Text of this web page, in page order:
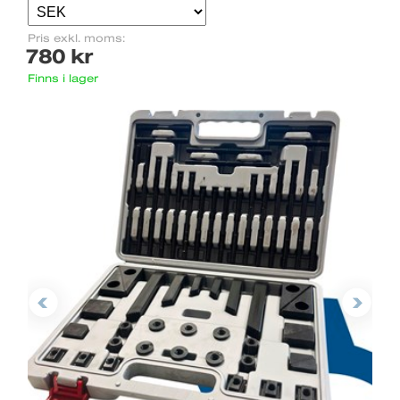
Pris exkl. moms:
780 kr
Finns i lager